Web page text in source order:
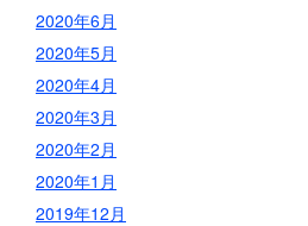
2020年6月
2020年5月
2020年4月
2020年3月
2020年2月
2020年1月
2019年12月